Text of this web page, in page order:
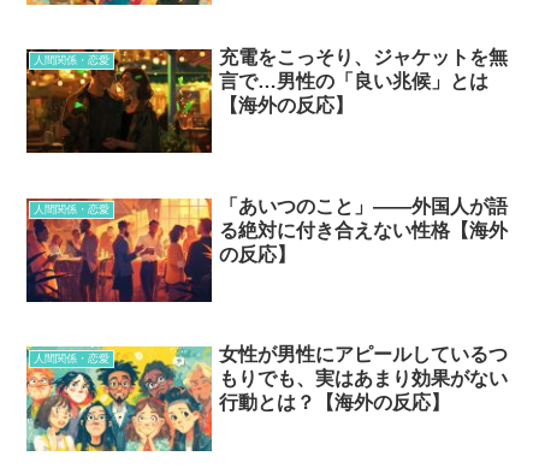
人間関係・恋愛
充電をこっそり、ジャケットを無
言で…男性の「良い兆候」とは
【海外の反応】
人間関係・恋愛
「あいつのこと」——外国人が語
る絶対に付き合えない性格【海外
の反応】
人間関係・恋愛
女性が男性にアピールしているつ
もりでも、実はあまり効果がない
行動とは？【海外の反応】